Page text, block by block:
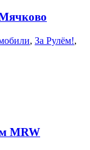
, За Рулём!,
MRW